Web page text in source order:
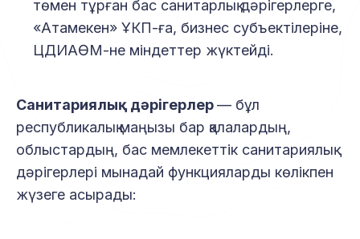
төмен тұрған бас санитарлық дәрігерлерге,
«Атамекен» ҰКП-ға, бизнес субъектілеріне,
ЦДИАӨМ-не міндеттер жүктейді.
Санитариялық дәрігерлер— бұл
республикалық маңызы бар қалалардың,
облыстардың, бас мемлекеттік санитариялық
дәрігерлері мынадай функцияларды көлікпен
жүзеге асырады: